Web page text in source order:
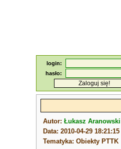
login:
hasło:
Autor: Łukasz Aranowski
Data: 2010-04-29 18:21:15
Tematyka: Obiekty PTTK